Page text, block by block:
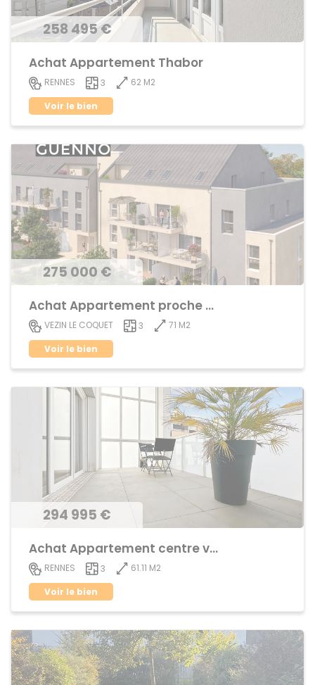
258 495 €
Achat Appartement Thabor
RENNES 3
62 M2
Voir le bien
275 000 €
Achat Appartement proche centre ville
VEZIN LE COQUET 3
71 M2
Voir le bien
294 995 €
Achat Appartement centre ville
RENNES 3
61.11 M2
Voir le bien